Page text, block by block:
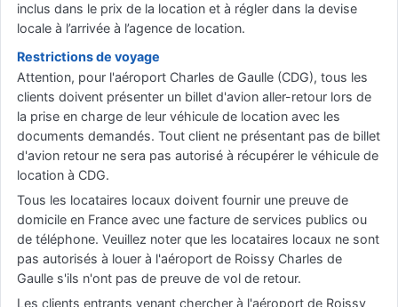
inclus dans le prix de la location et à régler dans la devise
locale à l’arrivée à l’agence de location.
Restrictions de voyage
Attention, pour l'aéroport Charles de Gaulle (CDG), tous les
clients doivent présenter un billet d'avion aller-retour lors de
la prise en charge de leur véhicule de location avec les
documents demandés. Tout client ne présentant pas de billet
d'avion retour ne sera pas autorisé à récupérer le véhicule de
location à CDG.
Tous les locataires locaux doivent fournir une preuve de
domicile en France avec une facture de services publics ou
de téléphone. Veuillez noter que les locataires locaux ne sont
pas autorisés à louer à l'aéroport de Roissy Charles de
Gaulle s'ils n'ont pas de preuve de vol de retour.
Les clients entrants venant chercher à l'aéroport de Roissy